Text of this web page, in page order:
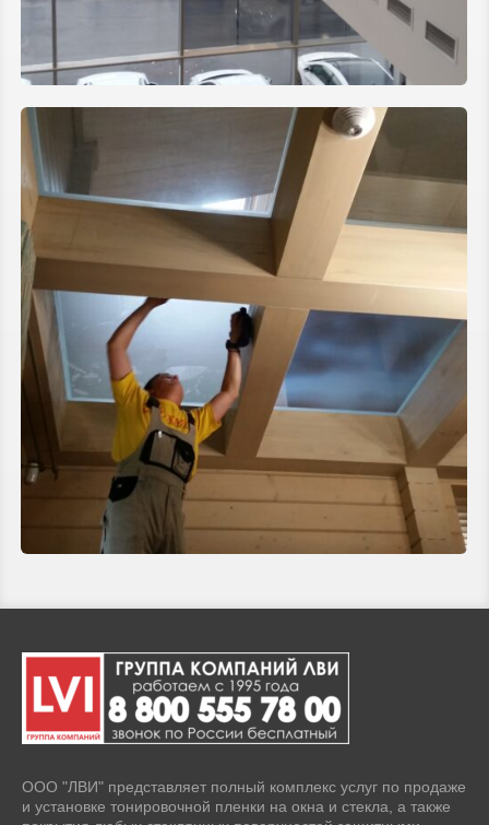
ООО "ЛВИ" представляет полный комплекс услуг по продаже
и установке тонировочной пленки на окна и стекла, а также